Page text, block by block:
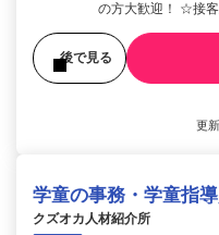
の方大歓迎！ ☆接
後で見る
更
学童の事務・学童指
クズオカ人材紹介所